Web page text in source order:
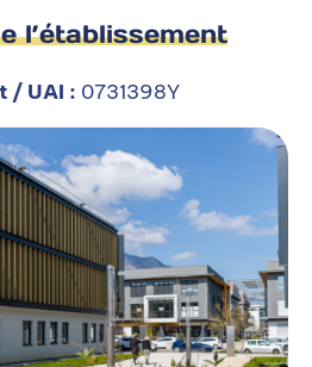
l’établissement
/ UAI : 0731398Y